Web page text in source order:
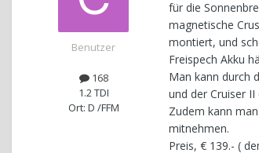
Benutzer
168
1.2 TDI
Ort: D /FFM
für die
magnetische
montiert, und
Freispech Akku
Man kann durch
und der Cruiser
Zudem kann
mitnehmen.
Preis, € 139.- (